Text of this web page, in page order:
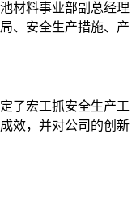
材料事业部副总经理
、安全生产措施、产
了宏工抓安全生产工
效，并对公司的创新